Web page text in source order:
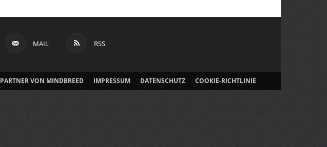
MAIL RSS
PARTNER VON MINDBREED IMPRESSUM DATENSCHUTZ COOKIE-RICHTLINIE